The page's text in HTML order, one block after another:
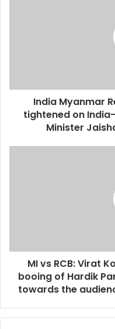
India Myanmar
tightened on
Minister
MI vs RCB: Virat
booing of Hardik
towards the